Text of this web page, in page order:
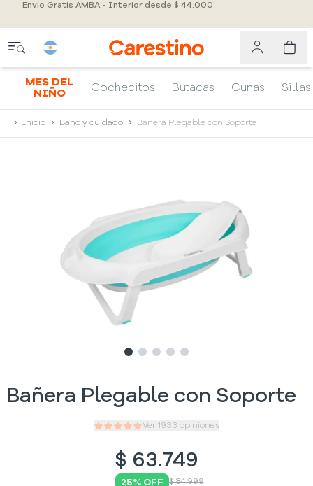
Envio Gratis AMBA - Interior desde $ 44.000
MES DEL
NIÑO
Cochecitos Butacas Cunas Sillas
Inicio Baño y cuidado Bañera Plegable con Soporte
Slide1
Slide2
Slide3
SlideSlide
Bañera Plegable con Soporte
Ver 1933 opiniones
$ 63.749
25% OFF $ 84.999